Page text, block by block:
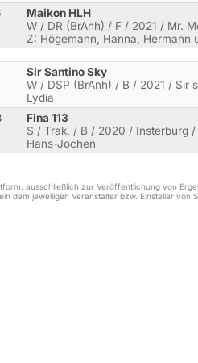
Maikon HLH
W / DR (BrAnh) / F / 2021 / Mr.
Z: Högemann, Hanna, Hermann
Sir Santino Sky
W / DSP (BrAnh) / B / 2021 / Sir
Lydia
Fina 113
S / Trak. / B / 2020 / Insterburg /
Hans-Jochen
ausschließlich zur Veröffentlichung von
dem jeweiligen Veranstalter bzw. Einsteller von